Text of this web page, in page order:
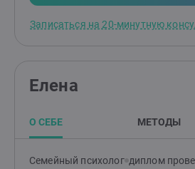
на бесплатную 20-минутную
Записаться на 20-минутную
Елена
О СЕБЕ МЕТОДЫ
Семейный психолог диплом